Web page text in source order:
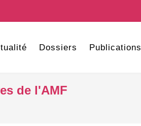
Dossiers Publications
de l'AMF